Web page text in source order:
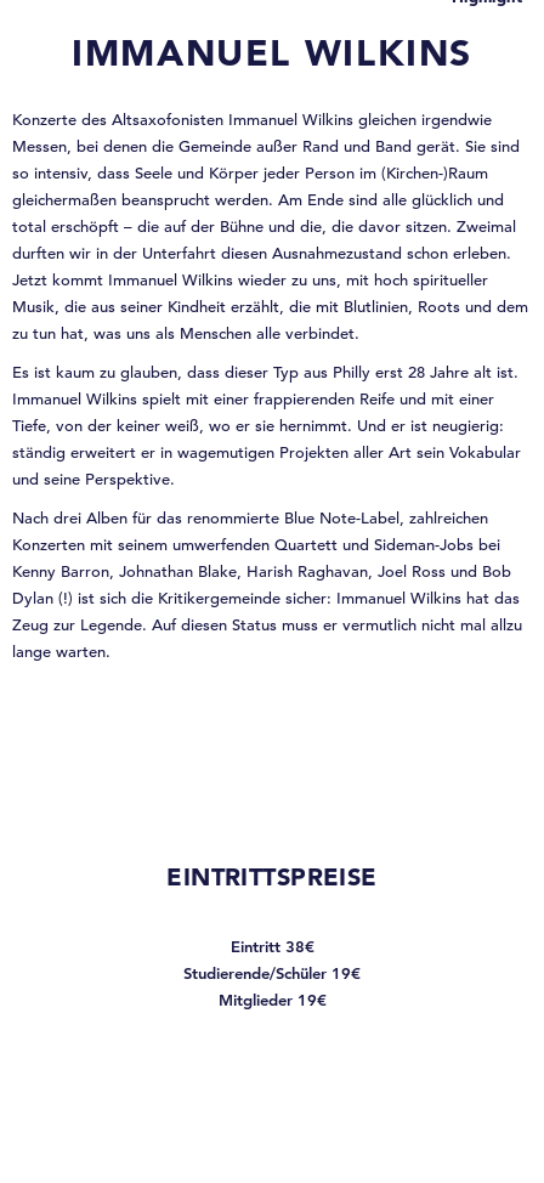
IMMANUEL WILKINS
Konzerte des Altsaxofonisten Immanuel Wilkins gleichen irgendwie
Messen, bei denen die Gemeinde außer Rand und Band gerät. Sie sind
so intensiv, dass Seele und Körper jeder Person im (Kirchen-)Raum
gleichermaßen beansprucht werden. Am Ende sind alle glücklich und
total erschöpft – die auf der Bühne und die, die davor sitzen. Zweimal
durften wir in der Unterfahrt diesen Ausnahmezustand schon erleben.
Jetzt kommt Immanuel Wilkins wieder zu uns, mit hoch spiritueller
Musik, die aus seiner Kindheit erzählt, die mit Blutlinien, Roots und dem
zu tun hat, was uns als Menschen alle verbindet.
Es ist kaum zu glauben, dass dieser Typ aus Philly erst 28 Jahre alt ist.
Immanuel Wilkins spielt mit einer frappierenden Reife und mit einer
Tiefe, von der keiner weiß, wo er sie hernimmt. Und er ist neugierig:
ständig erweitert er in wagemutigen Projekten aller Art sein Vokabular
und seine Perspektive.
Nach drei Alben für das renommierte Blue Note-Label, zahlreichen
Konzerten mit seinem umwerfenden Quartett und Sideman-Jobs bei
Kenny Barron, Johnathan Blake, Harish Raghavan, Joel Ross und Bob
Dylan (!) ist sich die Kritikergemeinde sicher: Immanuel Wilkins hat das
Zeug zur Legende. Auf diesen Status muss er vermutlich nicht mal allzu
lange warten.
EINTRITTSPREISE
Eintritt 38€
Studierende/Schüler 19€
Mitglieder 19€